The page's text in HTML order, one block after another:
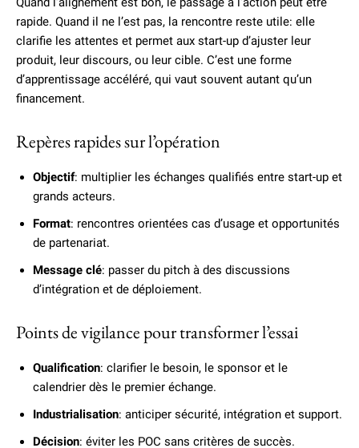
rapide. Quand il ne l’est pas, la rencontre reste utile: elle
clarifie les attentes et permet aux start-up d’ajuster leur
produit, leur discours, ou leur cible. C’est une forme
d’apprentissage accéléré, qui vaut souvent autant qu’un
financement.
Repères rapides sur l’opération
Objectif: multiplier les échanges qualifiés entre start-up et
grands acteurs.
Format: rencontres orientées cas d’usage et opportunités
de partenariat.
Message clé: passer du pitch à des discussions
d’intégration et de déploiement.
Points de vigilance pour transformer l’essai
Qualification: clarifier le besoin, le sponsor et le
calendrier dès le premier échange.
Industrialisation: anticiper sécurité, intégration et support.
Décision: éviter les POC sans critères de succès.